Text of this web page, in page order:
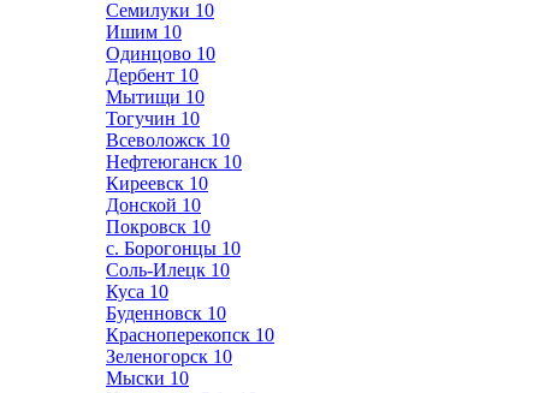
Семилуки 10
Ишим 10
Одинцово 10
Дербент 10
Мытищи 10
Тогучин 10
Всеволожск 10
Нефтеюганск 10
Киреевск 10
Донской 10
Покровск 10
с. Борогонцы 10
Соль-Илецк 10
Куса 10
Буденновск 10
Красноперекопск 10
Зеленогорск 10
Мыски 10